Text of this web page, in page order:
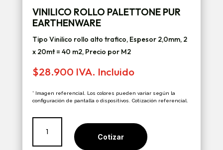
VINILICO ROLLO PALETTONE PUR
EARTHENWARE
Tipo Vinilico rollo alto trafico, Espesor 2,0mm, 2
x 20mt = 40 m2, Precio por M2
$28.900 IVA. Incluido
* Imagen referencial. Los colores pueden variar según la
configuración de pantalla o dispositivos. Cotización referencial.
Palettone
Cotizar